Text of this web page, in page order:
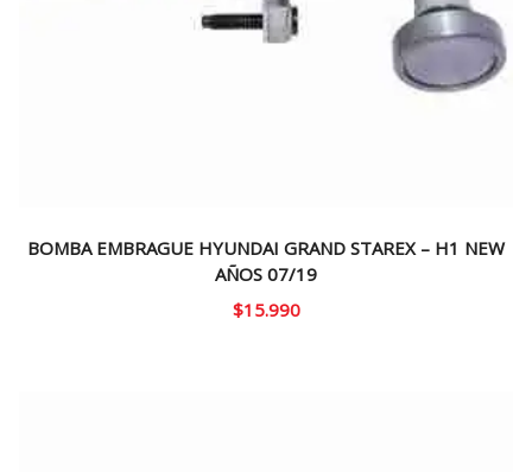
BOMBA EMBRAGUE HYUNDAI GRAND STAREX – H1 NEW
AÑOS 07/19
$15.990